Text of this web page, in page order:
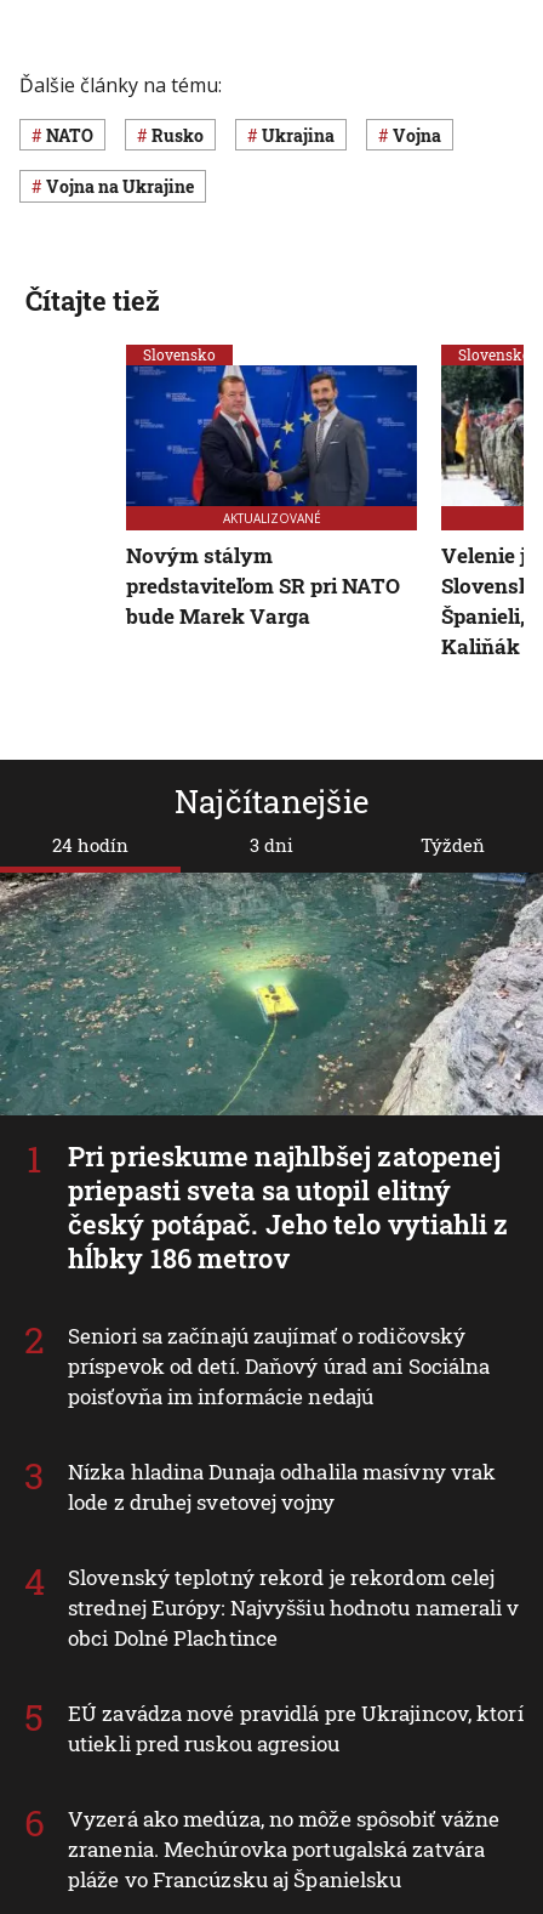
Ďalšie články na tému:
NATO Rusko Ukrajina vojna
vojna na Ukrajine
Najčítanejšie
24 hodín
Pri prieskume najhlbšej zatopenej
priepasti sveta sa utopil elitný
český potápač. Jeho telo vytiahli z
hĺbky 186 metrov
Seniori sa začínajú zaujímať o rodičovský
príspevok od detí. Daňový úrad ani Sociálna
poisťovňa im informácie nedajú
Nízka hladina Dunaja odhalila masívny vrak
lode z druhej svetovej vojny
Slovenský teplotný rekord je rekordom celej
strednej Európy: Najvyššiu hodnotu namerali v
obci Dolné Plachtince
EÚ zavádza nové pravidlá pre Ukrajincov, ktorí
utiekli pred ruskou agresiou
Vyzerá ako medúza, no môže spôsobiť vážne
zranenia. Mechúrovka portugalská zatvára
pláže vo Francúzsku aj Španielsku
3 dni Týždeň
Čítajte tiež
Slovensko
AKTUALIZOVANÉ
Novým stálym
predstaviteľom SR pri NATO
bude Marek Varga
Slovensko
Velenie
Španieli,
Kaliňák